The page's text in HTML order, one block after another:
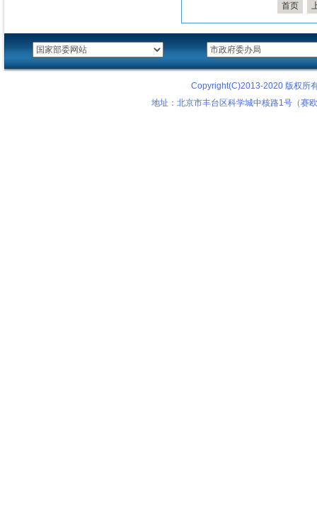
首页
Copyright(C)2013-2020 版权所
地址：北京市丰台区科学城中核路1号（赛